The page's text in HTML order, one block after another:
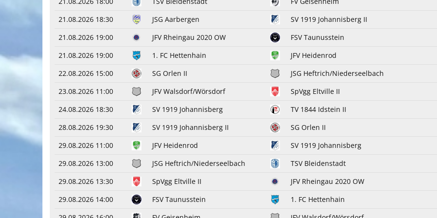
21.08.2026 18:30
JSG Aarbergen
SV 1919 Johannisberg II
21.08.2026 19:00
JFV Rheingau 2020 OW
FSV Taunusstein
21.08.2026 19:00
1. FC Hettenhain
JFV Heidenrod
22.08.2026 15:00
SG Orlen II
JSG Heftrich/Niederseelbach
23.08.2026 11:00
JFV Walsdorf/Wörsdorf
SpVgg Eltville II
24.08.2026 18:30
SV 1919 Johannisberg
TV 1844 Idstein II
28.08.2026 19:30
SV 1919 Johannisberg II
SG Orlen II
29.08.2026 11:00
JFV Heidenrod
SV 1919 Johannisberg
29.08.2026 13:00
JSG Heftrich/Niederseelbach
TSV Bleidenstadt
29.08.2026 13:30
SpVgg Eltville II
JFV Rheingau 2020 OW
29.08.2026 14:00
FSV Taunusstein
1. FC Hettenhain